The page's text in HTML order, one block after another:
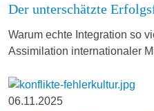
Der unterschätzte
Warum echte Integration so
Assimilation internationaler
06.11.2025